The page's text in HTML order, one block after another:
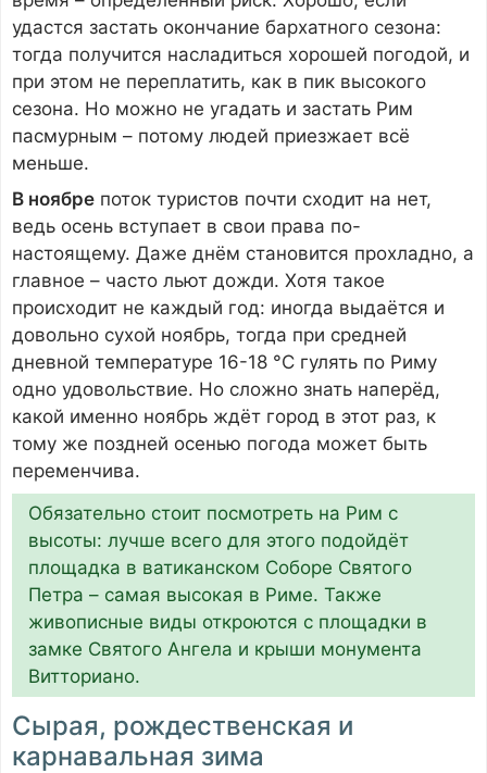
удастся застать окончание бархатного сезона:
тогда получится насладиться хорошей погодой, и
при этом не переплатить, как в пик высокого
сезона. Но можно не угадать и застать Рим
пасмурным – потому людей приезжает всё
меньше.
В ноябре поток туристов почти сходит на нет,
ведь осень вступает в свои права по-
настоящему. Даже днём становится прохладно, а
главное – часто льют дожди. Хотя такое
происходит не каждый год: иногда выдаётся и
довольно сухой ноябрь, тогда при средней
дневной температуре 16-18 °C гулять по Риму
одно удовольствие. Но сложно знать наперёд,
какой именно ноябрь ждёт город в этот раз, к
тому же поздней осенью погода может быть
переменчива.
Обязательно стоит посмотреть на Рим с
высоты: лучше всего для этого подойдёт
площадка в ватиканском Соборе Святого
Петра – самая высокая в Риме. Также
живописные виды откроются с площадки в
замке Святого Ангела и крыши монумента
Витториано.
Сырая, рождественская и
карнавальная зима